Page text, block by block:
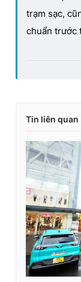
trạm sạc,
chuẩn trước
Tin liên quan